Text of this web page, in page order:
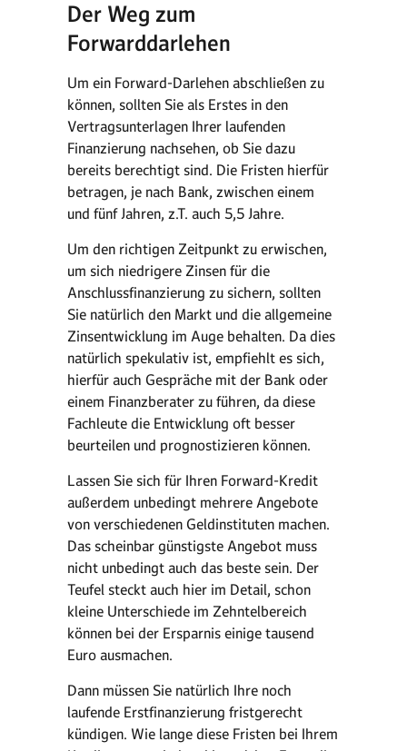
Der Weg zum
Forwarddarlehen
Um ein Forward-Darlehen abschließen zu
können, sollten Sie als Erstes in den
Vertragsunterlagen Ihrer laufenden
Finanzierung nachsehen, ob Sie dazu
bereits berechtigt sind. Die Fristen hierfür
betragen, je nach Bank, zwischen einem
und fünf Jahren, z.T. auch 5,5 Jahre.
Um den richtigen Zeitpunkt zu erwischen,
um sich niedrigere Zinsen für die
Anschlussfinanzierung zu sichern, sollten
Sie natürlich den Markt und die allgemeine
Zinsentwicklung im Auge behalten. Da dies
natürlich spekulativ ist, empfiehlt es sich,
hierfür auch Gespräche mit der Bank oder
einem Finanzberater zu führen, da diese
Fachleute die Entwicklung oft besser
beurteilen und prognostizieren können.
Lassen Sie sich für Ihren Forward-Kredit
außerdem unbedingt mehrere Angebote
von verschiedenen Geldinstituten machen.
Das scheinbar günstigste Angebot muss
nicht unbedingt auch das beste sein. Der
Teufel steckt auch hier im Detail, schon
kleine Unterschiede im Zehntelbereich
können bei der Ersparnis einige tausend
Euro ausmachen.
Dann müssen Sie natürlich Ihre noch
laufende Erstfinanzierung fristgerecht
kündigen. Wie lange diese Fristen bei Ihrem